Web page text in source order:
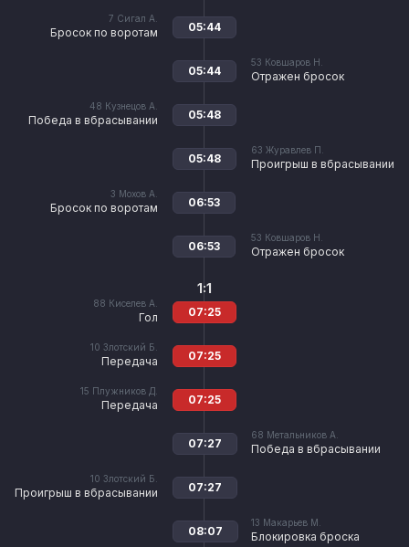
7 Сигал А.
Бросок по воротам 05:44
53 Ковшаров Н.
Отражен бросок
05:44
48 Кузнецов А.
Победа в вбрасывании 05:48
63 Журавлев П.
Проигрыш в вбрасывании
05:48
3 Мохов А.
Бросок по воротам 06:53
53 Ковшаров Н.
Отражен бросок
06:53
88 Киселев А.
Гол
1:1
07:25
10 Злотский Б.
Передача 07:25
15 Плужников Д.
Передача 07:25
68 Метальников А.
Победа в вбрасывании
07:27
10 Злотский Б.
Проигрыш в вбрасывании 07:27
13 Макарьев М.
Блокировка броска
08:07